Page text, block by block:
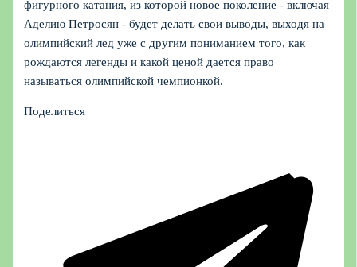
фигурного катания, из которой новое поколение - включая
Аделию Петросян - будет делать свои выводы, выходя на
олимпийский лед уже с другим пониманием того, как
рождаются легенды и какой ценой дается право
называться олимпийской чемпионкой.
Поделиться